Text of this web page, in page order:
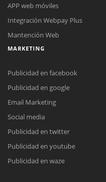
Meet
Todos nuestros ejecutivos
APP web móviles
Integración Webpay Plus
Mantención Web
MARKETING
Publicidad en facebook
Publicidad en google
Email Marketing
Social media
Publicidad en twitter
Publicidad en youtube
Publicidad en waze